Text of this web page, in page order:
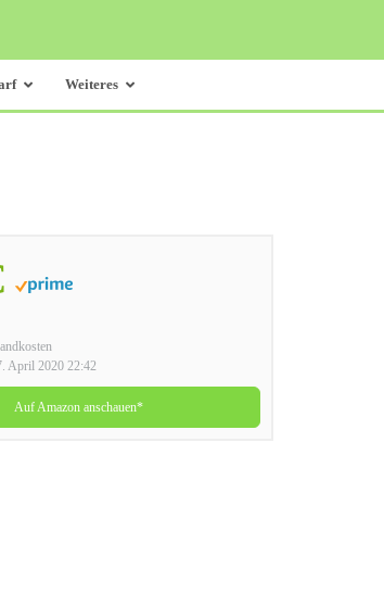
Weiteres
April 2020 22:42
Auf Amazon anschauen*